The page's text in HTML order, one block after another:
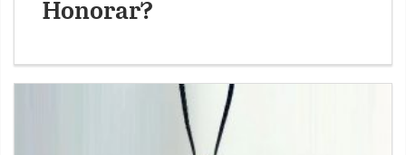
Honorar?